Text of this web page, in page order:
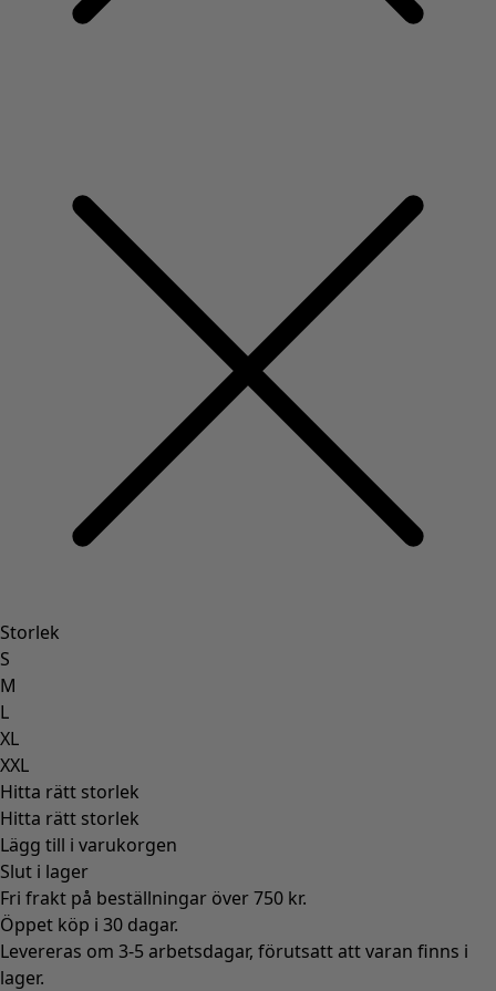
Storlek
S
M
L
XL
XXL
Hitta rätt storlek
Hitta rätt storlek
Lägg till i varukorgen
Slut i lager
Fri frakt på beställningar över 750 kr.
Öppet köp i 30 dagar.
Levereras om 3-5 arbetsdagar, förutsatt att varan finns i
lager.